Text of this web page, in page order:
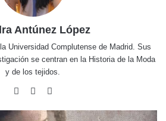
Antúnez López
Universidad Complutense de Madrid. Sus
se centran en la Historia de la Moda
y de los tejidos.
Sitio
LinkedIn